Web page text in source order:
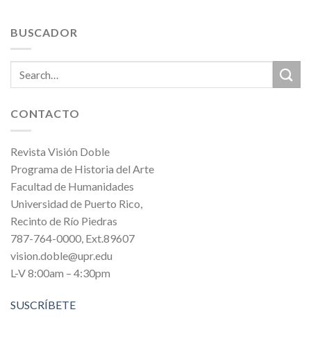
BUSCADOR
CONTACTO
Revista Visión Doble
Programa de Historia del Arte
Facultad de Humanidades
Universidad de Puerto Rico,
Recinto de Río Piedras
787-764-0000, Ext.89607
vision.doble@upr.edu
L-V 8:00am – 4:30pm
SUSCRÍBETE